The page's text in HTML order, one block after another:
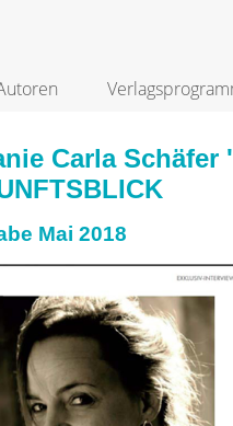
Carla
Mai 2018